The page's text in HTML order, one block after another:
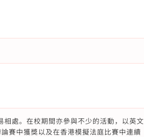
處。在校期間亦參與不少的活動，以英文
賽中獲獎以及在香港模擬法庭比賽中連續